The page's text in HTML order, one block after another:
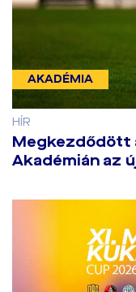
AKADÉMIA
HÍR
Megkezdődött
Akadémián az